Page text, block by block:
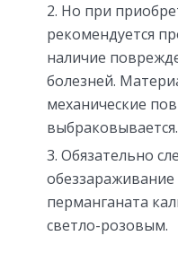
Но при
рекомендуется
наличие
болезней.
механические
выбраковывается.
Обязательно
обеззараживание
перманганата
светло-розовым.